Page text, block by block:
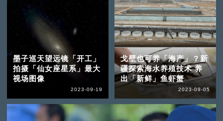
墨子巡天望远镜「开工」
拍摄「仙女座星系」最大
视场图像
2023-09-19
戈壁也可养「海产」？新
疆探索海水养殖技术 养
出「新鲜」鱼虾蟹
2023-09-05